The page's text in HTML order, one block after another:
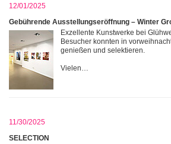
12/01/2025
Gebührende Ausstellungseröffnung – Winter
Exzellente Kunstwerke bei
Besucher konnten in
genießen und selektieren.
Vielen…
11/30/2025
SELECTION